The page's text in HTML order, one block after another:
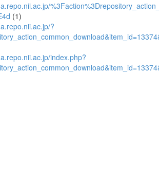
(1)
?
index.php?